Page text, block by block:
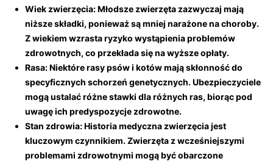
Wiek zwierzęcia:Młodsze zwierzęta zazwyczaj mają
niższe składki, ponieważ są mniej narażone na choroby.
Z wiekiem wzrasta ryzyko wystąpienia problemów
⁤zdrowotnych, co przekłada się na ​wyższe opłaty.
Rasa:Niektóre rasy psów⁢ i kotów mają skłonność do
specyficznych schorzeń genetycznych. Ubezpieczyciele
mogą ustalać różne stawki dla różnych ras, biorąc pod
uwagę ich predyspozycje‌ zdrowotne.
Stan zdrowia:Historia medyczna zwierzęcia⁢ jest
kluczowym⁢ czynnikiem. Zwierzęta z wcześniejszymi
problemami zdrowotnymi mogą być ⁤obarczone